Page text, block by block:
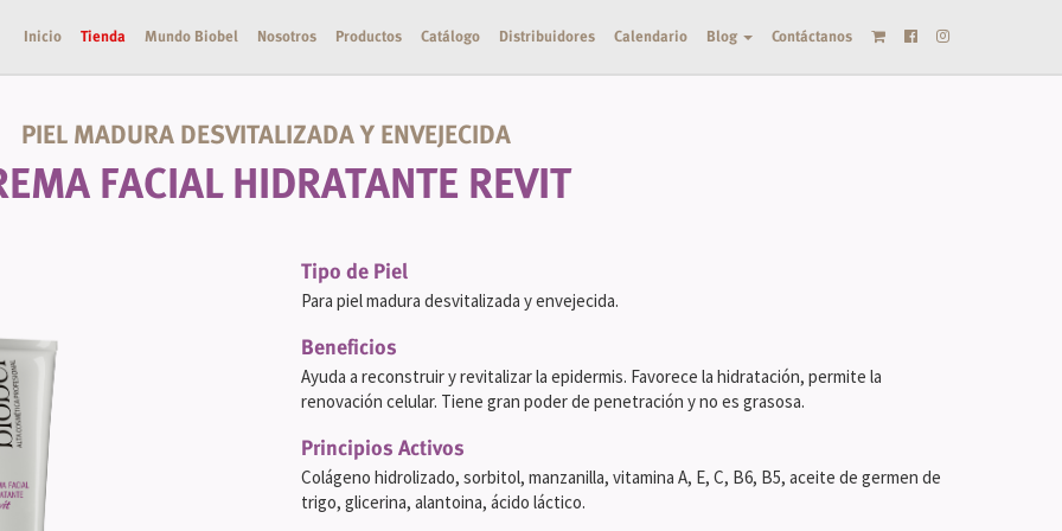
Inicio Tienda Mundo Biobel Nosotros Productos Catálogo Distribuidores Calendario Blog Contáctanos
PIEL MADURA DESVITALIZADA Y ENVEJECIDA
FACIAL HIDRATANTE REVIT
Tipo de Piel
Para piel madura desvitalizada y envejecida.
Beneficios
Ayuda a reconstruir y revitalizar la epidermis. Favorece la hidratación, permite la
renovación celular. Tiene gran poder de penetración y no es grasosa.
Principios Activos
Colágeno hidrolizado, sorbitol, manzanilla, vitamina A, E, C, B6, B5, aceite de germen de
trigo, glicerina, alantoina, ácido láctico.